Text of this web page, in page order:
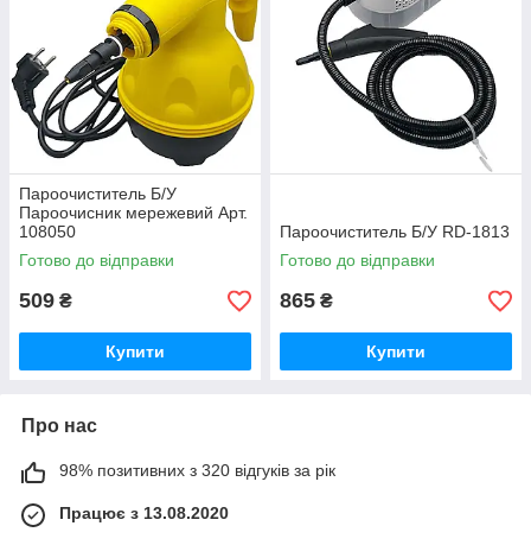
Пароочиститель Б/У
Пароочисник мережевий Арт.
108050
Готово до відправки
509 ₴
Купити
Пароочиститель Б/У RD-1813
Готово до відправки
865 ₴
Купити
Про нас
98% позитивних з 320 відгуків за рік
Працює з 13.08.2020